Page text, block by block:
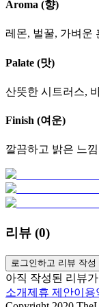
Aroma (향)
레몬, 벌꿀, 가벼운
Palate (맛)
산뜻한 시트러스,
Finish (여운)
깔끔하고 밝은 느
리뷰 (0)
로그인하고 리뷰 작성
아직 작성된 리뷰
소개제휴 제안이용